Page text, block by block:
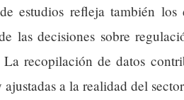
estudios refleja también
las decisiones sobre
La recopilación de datos
ajustadas a la realidad del